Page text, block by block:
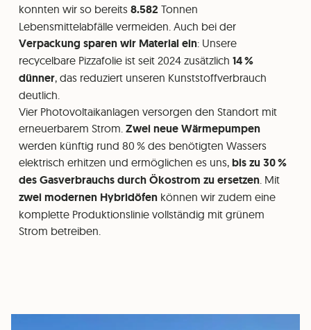
konnten wir so bereits 8.582 Tonnen
Lebensmittelabfälle vermeiden. Auch bei der
Verpackung sparen wir Material ein: Unsere
recycelbare Pizzafolie ist seit 2024 zusätzlich 14 %
dünner, das reduziert unseren Kunststoffverbrauch
deutlich.
Vier Photovoltaikanlagen versorgen den Standort mit
erneuerbarem Strom. Zwei neue Wärmepumpen
werden künftig rund 80 % des benötigten Wassers
elektrisch erhitzen und ermöglichen es uns, bis zu 30 %
des Gasverbrauchs durch Ökostrom zu ersetzen. Mit
zwei modernen Hybridöfen können wir zudem eine
komplette Produktionslinie vollständig mit grünem
Strom betreiben.